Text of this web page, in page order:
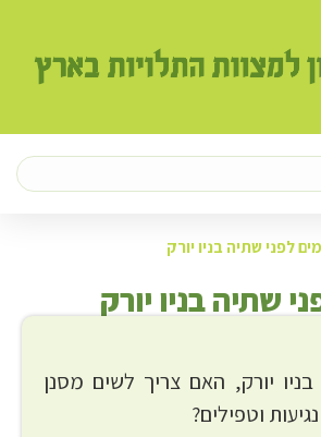
מים לפני שתיה בניו יורק
שתיה בניו יורק
יורק, האם צריך לשים מסנן
וטפילים?